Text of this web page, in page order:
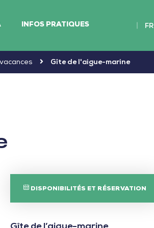
INFOS PRATIQUES FR
Gîte de l'aigue-marine
DISPONIBILITÉS ET RÉSERVATION